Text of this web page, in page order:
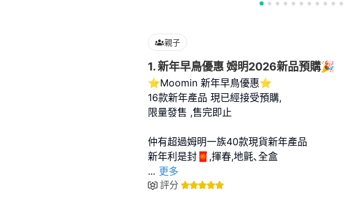
親子
1. 新年早鳥優惠 姆明2026新品預購🎉
⭐Moomin 新年早鳥優惠⭐
16款新年產品 現已經接受預購,
限量發售 ,售完即止
仲有超過姆明一族40款現貨新年產品
... 更多
評分